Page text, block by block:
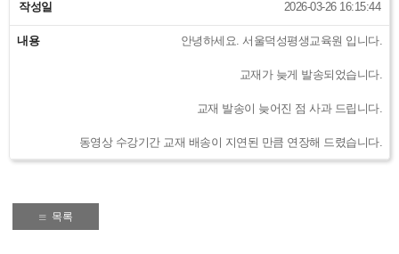
작성일 2026-03-26 16:15:44
내용 안녕하세요. 서울덕성평생교육원 입니다.
교재가 늦게 발송되었습니다.
교재 발송이 늦어진 점 사과 드립니다.
동영상 수강기간 교재 배송이 지연된 만큼 연장해 드렸습니다.
목록